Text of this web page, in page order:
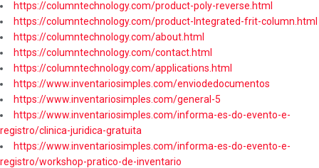
https://columntechnology.com/product-poly-reverse.html
https://columntechnology.com/product-Integrated-frit-column.html
https://columntechnology.com/about.html
https://columntechnology.com/contact.html
https://columntechnology.com/applications.html
https://www.inventariosimples.com/enviodedocumentos
https://www.inventariosimples.com/general-5
https://www.inventariosimples.com/informa-es-do-evento-e-
registro/clinica-juridica-gratuita
https://www.inventariosimples.com/informa-es-do-evento-e-
registro/workshop-pratico-de-inventario